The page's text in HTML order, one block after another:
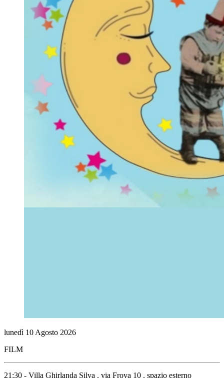
lunedì 10 Agosto 2026
FILM
21:30 - Villa Ghirlanda Silva . via Frova 10 . spazio esterno